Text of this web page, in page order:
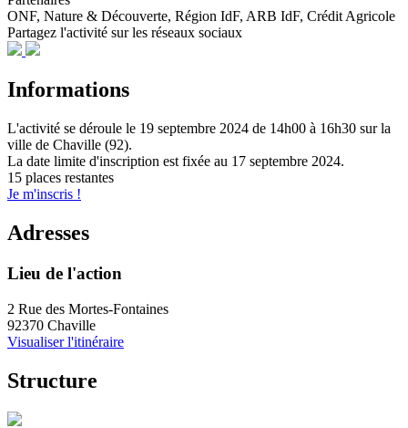
ONF, Nature & Découverte, Région IdF, ARB IdF, Crédit Agricole
Partagez l'activité sur les réseaux sociaux
Informations
L'activité se déroule le 19 septembre 2024 de 14h00 à 16h30 sur la
ville de Chaville (92).
La date limite d'inscription est fixée au 17 septembre 2024.
15 places restantes
Je m'inscris !
Adresses
Lieu de l'action
2 Rue des Mortes-Fontaines
92370 Chaville
Visualiser l'itinéraire
Structure